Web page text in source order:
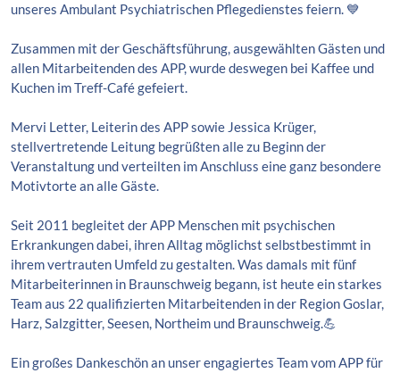
unseres Ambulant Psychiatrischen Pflegedienstes feiern. 💙
Zusammen mit der Geschäftsführung, ausgewählten Gästen und
allen Mitarbeitenden des APP, wurde deswegen bei Kaffee und
Kuchen im Treff-Café gefeiert.
Mervi Letter, Leiterin des APP sowie Jessica Krüger,
stellvertretende Leitung begrüßten alle zu Beginn der
Veranstaltung und verteilten im Anschluss eine ganz besondere
Motivtorte an alle Gäste.
Seit 2011 begleitet der APP Menschen mit psychischen
Erkrankungen dabei, ihren Alltag möglichst selbstbestimmt in
ihrem vertrauten Umfeld zu gestalten. Was damals mit fünf
Mitarbeiterinnen in Braunschweig begann, ist heute ein starkes
Team aus 22 qualifizierten Mitarbeitenden in der Region Goslar,
Harz, Salzgitter, Seesen, Northeim und Braunschweig.💪
Ein großes Dankeschön an unser engagiertes Team vom APP für